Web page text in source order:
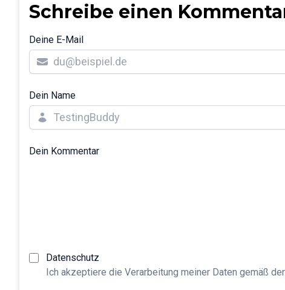
Schreibe einen
Deine E-Mail
Dein Name
Dein Kommentar
Datenschutz
Ich akzeptiere die Verarbeitung meiner Daten gemäß der